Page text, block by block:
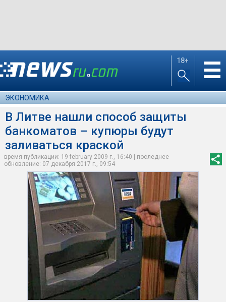
18+ ☰
ЭКОНОМИКА
В Литве нашли способ защиты
банкоматов – купюры будут
заливаться краской
время публикации: 19 february 2009 г., 16:40 | последнее
обновление: 07 декабря 2017 г., 09:54